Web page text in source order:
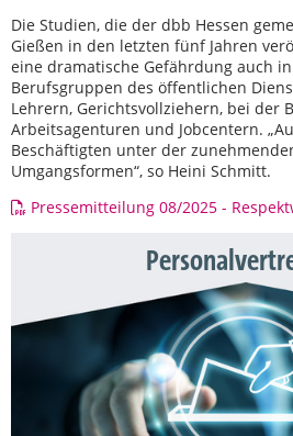
Die Studien, die der dbb Hessen
Gießen in den letzten fünf Jahren
eine dramatische Gefährdung auch
Berufsgruppen des öffentlichen
Lehrern, Gerichtsvollziehern, bei der
Arbeitsagenturen und Jobcentern.
Beschäftigten unter der
Umgangsformen“, so Heini Schmitt.
Pressemitteilung 08/2025 -